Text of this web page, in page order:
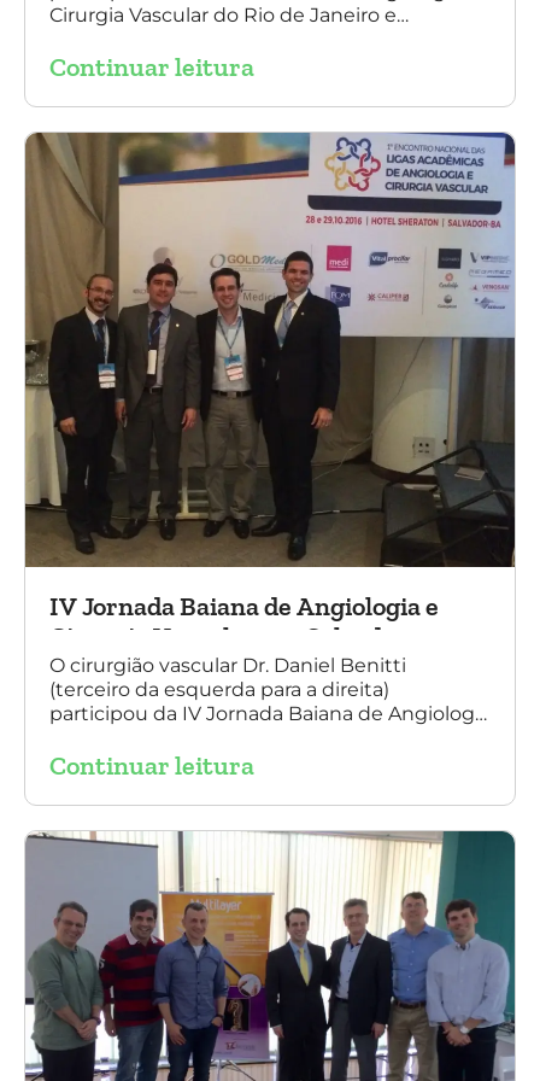
Cirurgia Vascular do Rio de Janeiro e
multilayer no tratamento de aneurisma
Continuar leitura
IV Jornada Baiana de Angiologia e
Cirurgia Vascular, em Salvador
O cirurgião vascular Dr. Daniel Benitti
(terceiro da esquerda para a direita)
participou da IV Jornada Baiana de Angiologia
29 de outubro. Na foto também está
SBACV (Sociedade Brasileira de Angiologia e
de Cirurgia Vascular) Bahia.
Continuar leitura